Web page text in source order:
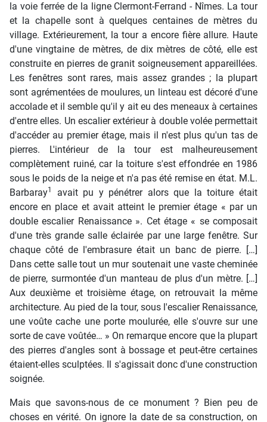
la voie ferrée de la ligne Clermont-Ferrand - Nîmes. La tour
et la chapelle sont à quelques centaines de mètres du
village. Extérieurement, la tour a encore fière allure. Haute
d'une vingtaine de mètres, de dix mètres de côté, elle est
construite en pierres de granit soigneusement appareillées.
Les fenêtres sont rares, mais assez grandes ; la plupart
sont agrémentées de moulures, un linteau est décoré d'une
accolade et il semble qu'il y ait eu des meneaux à certaines
d'entre elles. Un escalier extérieur à double volée permettait
d'accéder au premier étage, mais il n'est plus qu'un tas de
pierres. L'intérieur de la tour est malheureusement
complètement ruiné, car la toiture s'est effondrée en 1986
sous le poids de la neige et n'a pas été remise en état. M.L.
Barbaray1
avait pu y pénétrer alors que la toiture était
encore en place et avait atteint le premier étage « par un
double escalier Renaissance ». Cet étage « se composait
d'une très grande salle éclairée par une large fenêtre. Sur
chaque côté de l'embrasure était un banc de pierre. […]
Dans cette salle tout un mur soutenait une vaste cheminée
de pierre, surmontée d'un manteau de plus d'un mètre. […]
Aux deuxième et troisième étage, on retrouvait la même
architecture. Au pied de la tour, sous l'escalier Renaissance,
une voûte cache une porte moulurée, elle s'ouvre sur une
sorte de cave voûtée… » On remarque encore que la plupart
des pierres d'angles sont à bossage et peut-être certaines
étaient-elles sculptées. Il s'agissait donc d'une construction
soignée.
Mais que savons-nous de ce monument ? Bien peu de
choses en vérité. On ignore la date de sa construction, on